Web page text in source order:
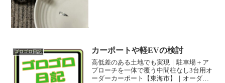
ゴロゴロ日記 カーポートや軽EVの検討
高低差のある土地でも実現｜駐車場＋ア
プローチを一体で覆う中間柱なし3台用オ
ーダーカーポート【東海市】｜オーダー